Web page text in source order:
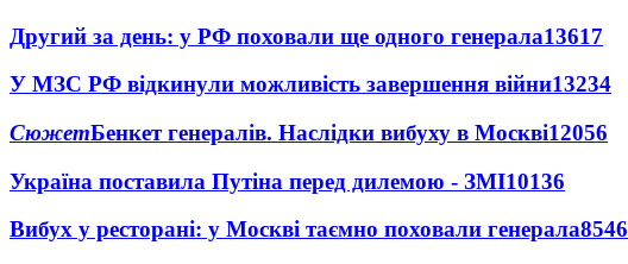
Другий за день: у РФ поховали ще одного генерала13617
У МЗС РФ відкинули можливість завершення війни13234
СюжетБенкет генералів. Наслідки вибуху в Москві12056
Україна поставила Путіна перед дилемою - ЗМІ10136
Вибух у ресторані: у Москві таємно поховали генерала8546